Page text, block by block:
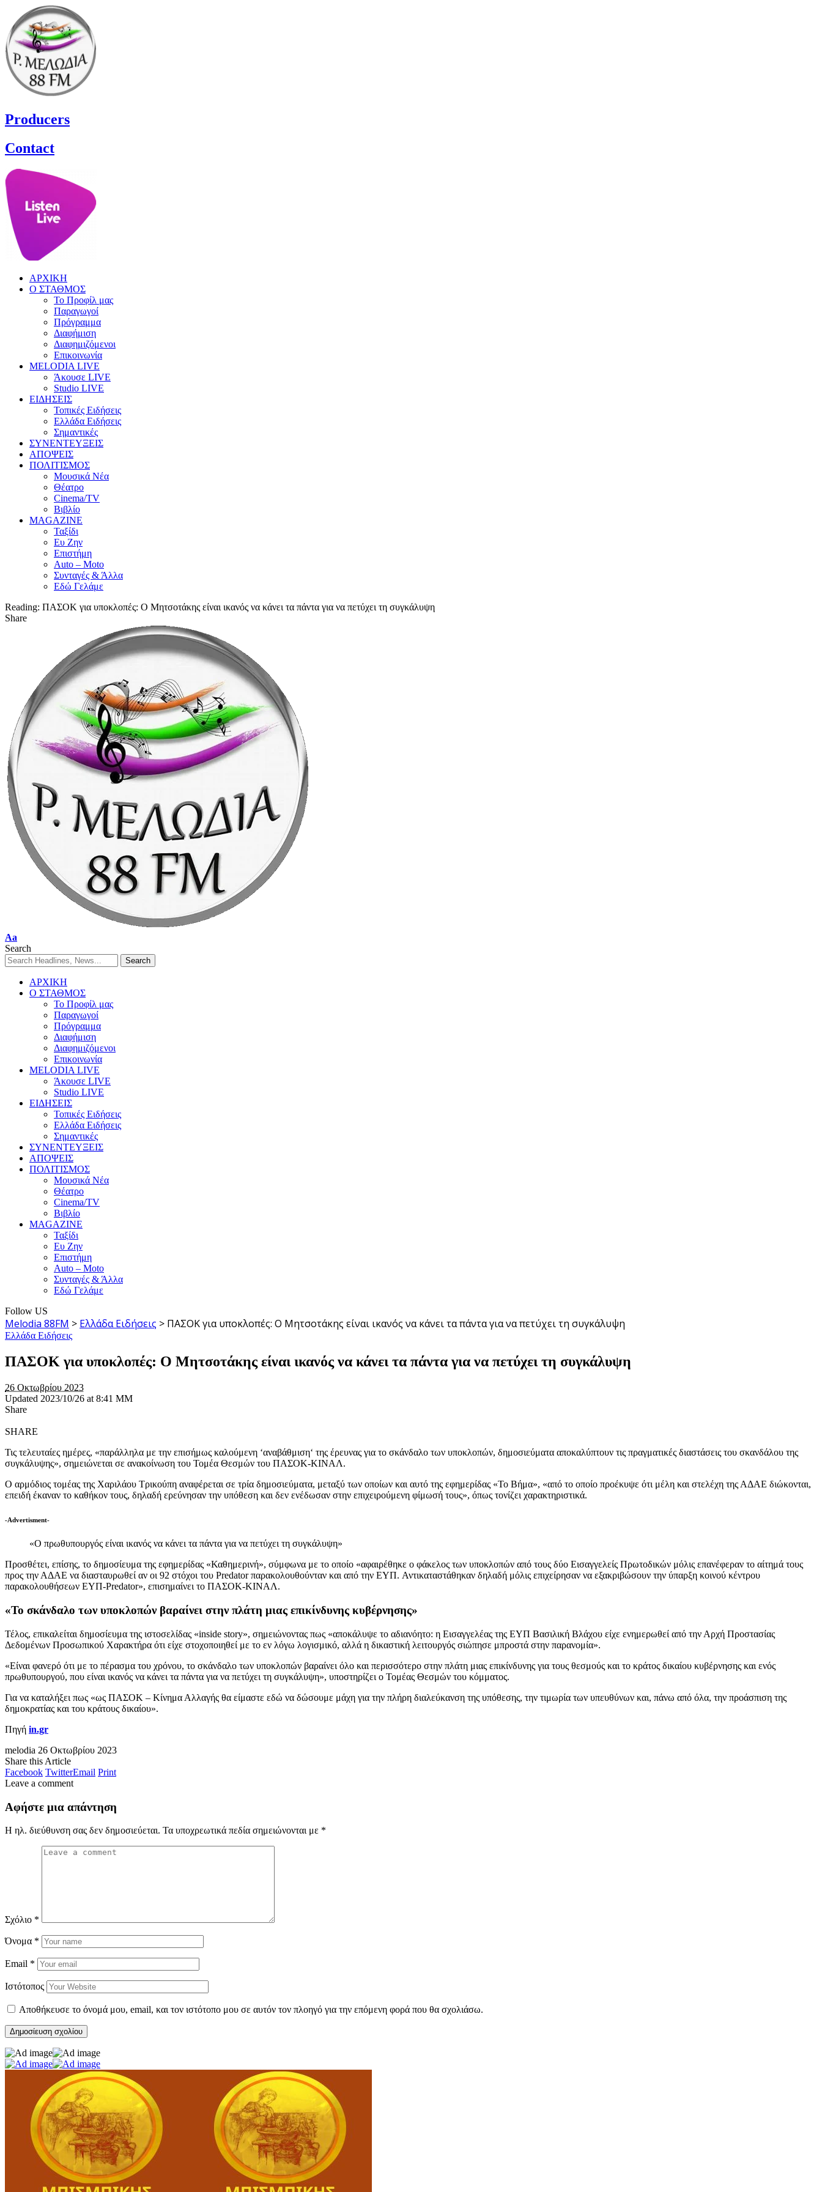
Producers
Contact
ΑΡΧΙΚΗ
Ο ΣΤΑΘΜΟΣ
Το Προφίλ μας
Παραγωγοί
Πρόγραμμα
Διαφήμιση
Διαφημιζόμενοι
Επικοινωνία
MELODIA LIVE
Άκουσε LIVE
Studio LIVE
ΕΙΔΗΣΕΙΣ
Τοπικές Ειδήσεις
Ελλάδα Ειδήσεις
Σημαντικές
ΣΥΝΕΝΤΕΥΞΕΙΣ
ΑΠΟΨΕΙΣ
ΠΟΛΙΤΙΣΜΟΣ
Μουσικά Νέα
Θέατρο
Cinema/TV
Βιβλίο
MAGAZINE
Ταξίδι
Ευ Ζην
Επιστήμη
Auto – Moto
Συνταγές & Άλλα
Εδώ Γελάμε
Reading: ΠΑΣΟΚ για υποκλοπές: Ο Μητσοτάκης είναι ικανός να κάνει τα πάντα για να πετύχει τη συγκάλυψη
Share
Aa
Search
ΑΡΧΙΚΗ
Ο ΣΤΑΘΜΟΣ
Το Προφίλ μας
Παραγωγοί
Πρόγραμμα
Διαφήμιση
Διαφημιζόμενοι
Επικοινωνία
MELODIA LIVE
Άκουσε LIVE
Studio LIVE
ΕΙΔΗΣΕΙΣ
Τοπικές Ειδήσεις
Ελλάδα Ειδήσεις
Σημαντικές
ΣΥΝΕΝΤΕΥΞΕΙΣ
ΑΠΟΨΕΙΣ
ΠΟΛΙΤΙΣΜΟΣ
Μουσικά Νέα
Θέατρο
Cinema/TV
Βιβλίο
MAGAZINE
Ταξίδι
Ευ Ζην
Επιστήμη
Auto – Moto
Συνταγές & Άλλα
Εδώ Γελάμε
Follow US
Melodia 88FM > Ελλάδα Ειδήσεις > ΠΑΣΟΚ για υποκλοπές: Ο Μητσοτάκης είναι ικανός να κάνει τα πάντα για να πετύχει τη συγκάλυψη
Ελλάδα Ειδήσεις
ΠΑΣΟΚ για υποκλοπές: Ο Μητσοτάκης είναι ικανός να κάνει τα πάντα για να πετύχει τη συγκάλυψη
26 Οκτωβρίου 2023
Updated 2023/10/26 at 8:41 ΜΜ
Share
SHARE
Τις τελευταίες ημέρες, «παράλληλα με την επισήμως καλούμενη ‘αναβάθμιση‘ της έρευνας για το σκάνδαλο των υποκλοπών, δημοσιεύματα αποκαλύπτουν τις πραγματικές διαστάσεις του σκανδάλου της
συγκάλυψης», σημειώνεται σε ανακοίνωση του Τομέα Θεσμών του ΠΑΣΟΚ-ΚΙΝΑΛ.
Ο αρμόδιος τομέας της Χαριλάου Τρικούπη αναφέρεται σε τρία δημοσιεύματα, μεταξύ των οποίων και αυτό της εφημερίδας «Το Βήμα», «από το οποίο προέκυψε ότι μέλη και στελέχη της ΑΔΑΕ διώκονται,
επειδή έκαναν το καθήκον τους, δηλαδή ερεύνησαν την υπόθεση και δεν ενέδωσαν στην επιχειρούμενη φίμωσή τους», όπως τονίζει χαρακτηριστικά.
-Advertisment-
«Ο πρωθυπουργός είναι ικανός να κάνει τα πάντα για να πετύχει τη συγκάλυψη»
Προσθέτει, επίσης, το δημοσίευμα της εφημερίδας «Καθημερινή», σύμφωνα με το οποίο «αφαιρέθηκε ο φάκελος των υποκλοπών από τους δύο Εισαγγελείς Πρωτοδικών μόλις επανέφεραν το αίτημά τους
προς την ΑΔΑΕ να διασταυρωθεί αν οι 92 στόχοι του Predator παρακολουθούνταν και από την ΕΥΠ. Αντικαταστάθηκαν δηλαδή μόλις επιχείρησαν να εξακριβώσουν την ύπαρξη κοινού κέντρου
παρακολουθήσεων ΕΥΠ-Predator», επισημαίνει το ΠΑΣΟΚ-ΚΙΝΑΛ.
«Το σκάνδαλο των υποκλοπών βαραίνει στην πλάτη μιας επικίνδυνης κυβέρνησης»
Τέλος, επικαλείται δημοσίευμα της ιστοσελίδας «inside story», σημειώνοντας πως «αποκάλυψε το αδιανόητο: η Εισαγγελέας της ΕΥΠ Βασιλική Βλάχου είχε ενημερωθεί από την Αρχή Προστασίας
Δεδομένων Προσωπικού Χαρακτήρα ότι είχε στοχοποιηθεί με το εν λόγω λογισμικό, αλλά η δικαστική λειτουργός σιώπησε μπροστά στην παρανομία».
«Είναι φανερό ότι με το πέρασμα του χρόνου, το σκάνδαλο των υποκλοπών βαραίνει όλο και περισσότερο στην πλάτη μιας επικίνδυνης για τους θεσμούς και το κράτος δικαίου κυβέρνησης και ενός
πρωθυπουργού, που είναι ικανός να κάνει τα πάντα για να πετύχει τη συγκάλυψη», υποστηρίζει ο Τομέας Θεσμών του κόμματος.
Για να καταλήξει πως «ως ΠΑΣΟΚ – Κίνημα Αλλαγής θα είμαστε εδώ να δώσουμε μάχη για την πλήρη διαλεύκανση της υπόθεσης, την τιμωρία των υπευθύνων και, πάνω από όλα, την προάσπιση της
δημοκρατίας και του κράτους δικαίου».
Πηγή in.gr
melodia 26 Οκτωβρίου 2023
Share this Article
Facebook TwitterEmail Print
Leave a comment
Αφήστε μια απάντηση
Η ηλ. διεύθυνση σας δεν δημοσιεύεται. Τα υποχρεωτικά πεδία σημειώνονται με *
Σχόλιο *
Όνομα *
Email *
Ιστότοπος
Αποθήκευσε το όνομά μου, email, και τον ιστότοπο μου σε αυτόν τον πλοηγό για την επόμενη φορά που θα σχολιάσω.